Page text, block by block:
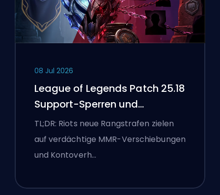
08 Jul 2026
League of Legends Patch 25.18
Support-Sperren und
Boosting-Flaggen
TL;DR: Riots neue Rangstrafen zielen
auf verdächtige MMR-Verschiebungen
und Kontoverh…